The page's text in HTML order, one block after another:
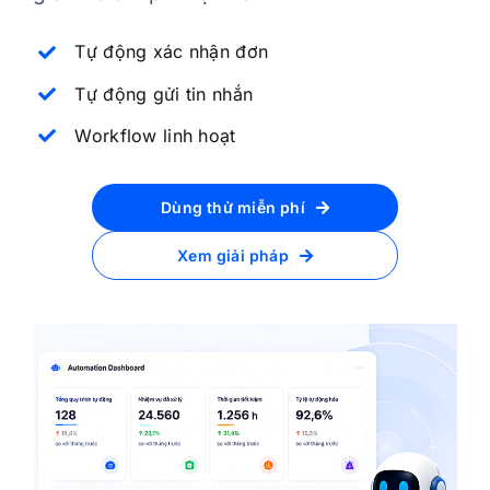
Tự động xác nhận đơn
Tự động gửi tin nhắn
Workflow linh hoạt
Dùng thử miễn phí
Xem giải pháp